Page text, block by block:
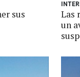
sus
Las
un